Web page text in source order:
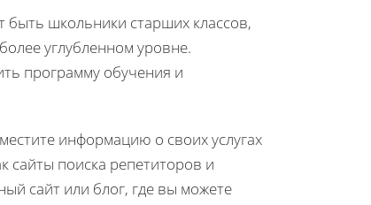
школьники старших классов,
углубленном уровне.
программу обучения и
информацию о своих услугах
сайты поиска репетиторов и
сайт или блог, где вы можете